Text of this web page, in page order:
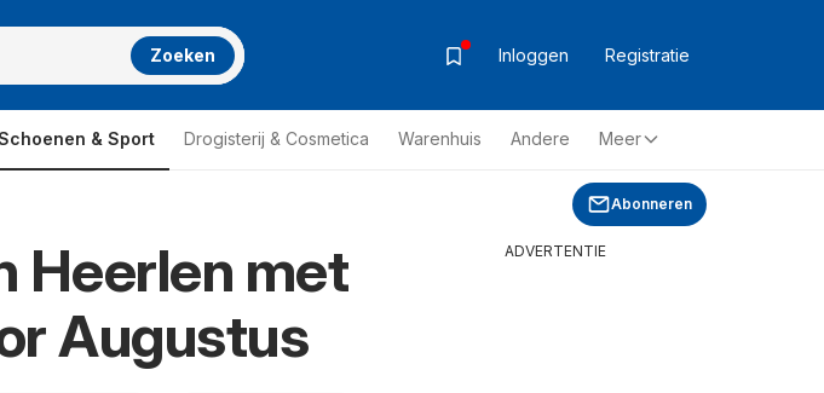
Zoeken Inloggen Registratie
& Sport Drogisterij & Cosmetica Warenhuis Andere Meer
Abonneren
Heerlen met
Augustus
ADVERTENTIE